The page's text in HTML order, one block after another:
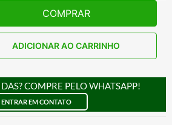
COMPRAR
ADICIONAR AO CARRINHO
COMPRE PELO WHATSAPP!
ENTRAR EM CONTATO